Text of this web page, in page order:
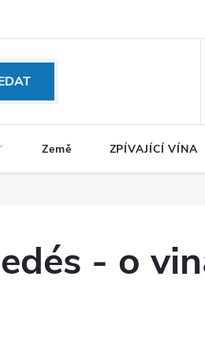
Země ZPÍVAJÍCÍ VÍNA
- o